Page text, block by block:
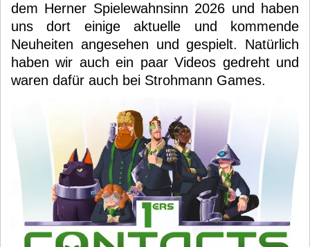
dem Herner Spielewahnsinn 2026 und haben
uns dort einige aktuelle und kommende
Neuheiten angesehen und gespielt. Natürlich
haben wir auch ein paar Videos gedreht und
waren dafür auch bei Strohmann Games.